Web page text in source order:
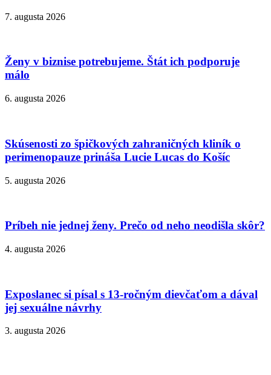
7. augusta 2026
Ženy v biznise potrebujeme. Štát ich podporuje
málo
6. augusta 2026
Skúsenosti zo špičkových zahraničných kliník o
perimenopauze prináša Lucie Lucas do Košíc
5. augusta 2026
Príbeh nie jednej ženy. Prečo od neho neodišla skôr?
4. augusta 2026
Exposlanec si písal s 13-ročným dievčaťom a dával
jej sexuálne návrhy
3. augusta 2026